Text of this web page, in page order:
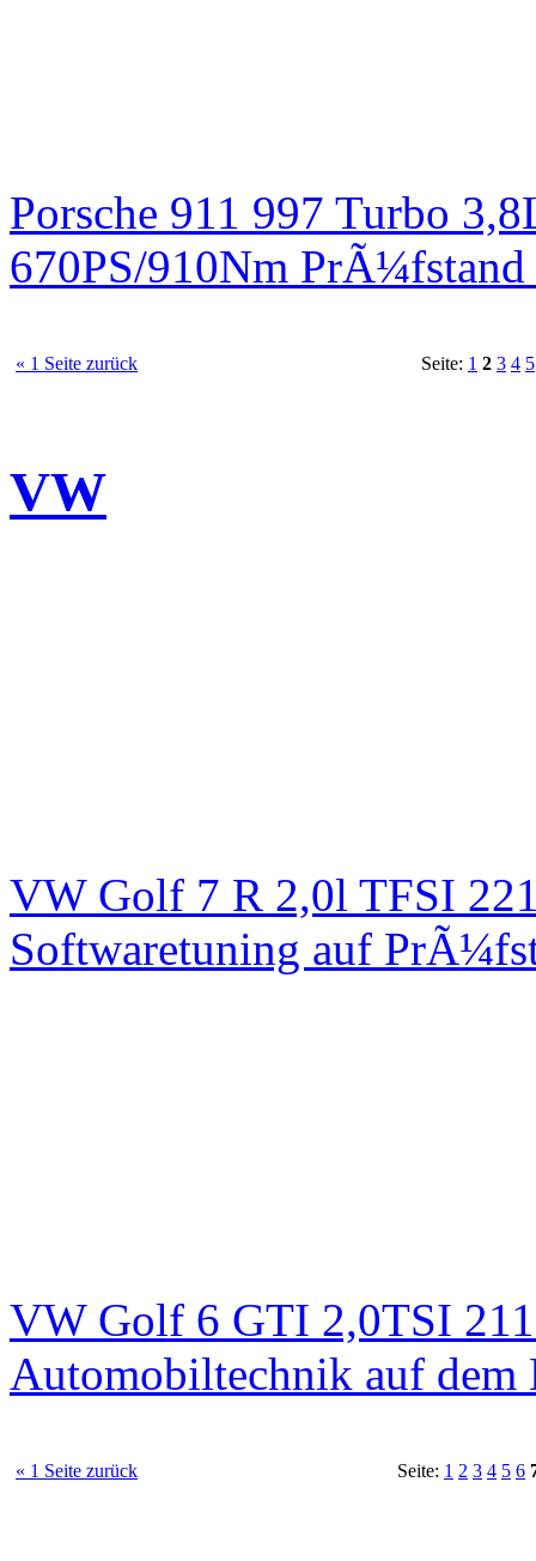
Porsche 911 997 Turbo
670PS/910Nm PrÃ¼fstand
« 1 Seite zurück Seite: 1 2 3 4 5
VW
VW Golf 7 R 2,0l TFSI
Softwaretuning auf
VW Golf 6 GTI 2,0TSI
Automobiltechnik auf
« 1 Seite zurück Seite: 1 2 3 4 5 6